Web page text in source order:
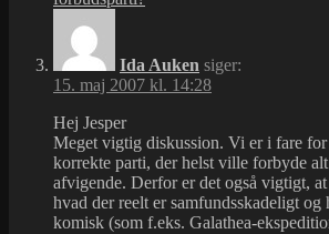
Ida Auken siger:
15. maj 2007 kl. 14:28
Hej Jesper
Meget vigtig diskussion. Vi er i fare
korrekte parti, der helst ville forbyde
afvigende. Derfor er det også vigtigt,
hvad der reelt er samfundsskadeligt og
komisk (som f.eks. Galathea-